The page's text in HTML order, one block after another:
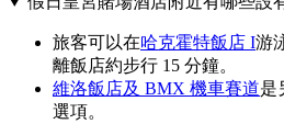
旅客可以在哈克霍特飯店 I游
離飯店約步行 15 分鐘。
維洛飯店及 BMX 機車賽道是
選項。